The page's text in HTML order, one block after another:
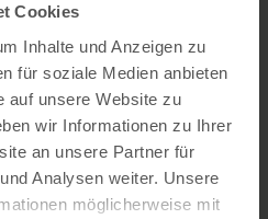
Cookies
Inhalte und Anzeigen zu
für soziale Medien anbieten
auf unsere Website zu
wir Informationen zu Ihrer
an unsere Partner für
Analysen weiter. Unsere
möglicherweise mit